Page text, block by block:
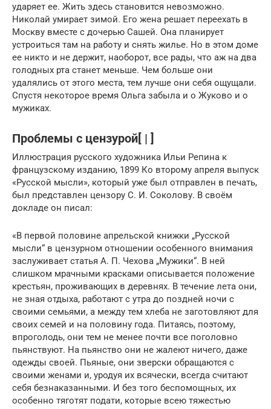
ударяет ее. Жить здесь становится невозможно.
Николай умирает зимой. Его жена решает переехать в
Москву вместе с дочерью Сашей. Она планирует
устроиться там на работу и снять жилье. Но в этом доме
ее никто и не держит, наоборот, все рады, что аж на два
голодных рта станет меньше. Чем больше они
удалялись от этого места, тем лучше они себя ощущали.
Спустя некоторое время Ольга забыла и о Жуково и о
мужиках.
Проблемы с цензурой[ | ]
Иллюстрация русского художника Ильи Репина к
французскому изданию, 1899 Ко второму апреля выпуск
«Русской мысли», который уже был отправлен в печать,
был представлен цензору С. И. Соколову. В своём
докладе он писал:
«В первой половине апрельской книжки „Русской
мысли“ в цензурном отношении особенного внимания
заслуживает статья А. П. Чехова „Мужики“. В ней
слишком мрачными красками описывается положение
крестьян, проживающих в деревнях. В течение лета они,
не зная отдыха, работают с утра до поздней ночи с
своими семьями, а между тем хлеба не заготовляют для
своих семей и на половину года. Питаясь, поэтому,
впроголодь, они тем не менее почти все поголовно
пьянствуют. На пьянство они не жалеют ничего, даже
одежды своей. Пьяные, они зверски обращаются с
своими женами и, уродуя их всячески, всегда считают
себя безнаказанными. И без того беспомощных, их
особенно тяготят подати, которые всею тяжестью